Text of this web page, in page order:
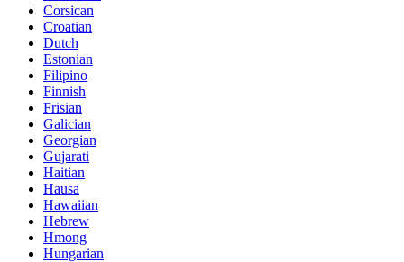
Corsican
Croatian
Dutch
Estonian
Filipino
Finnish
Frisian
Galician
Georgian
Gujarati
Haitian
Hausa
Hawaiian
Hebrew
Hmong
Hungarian